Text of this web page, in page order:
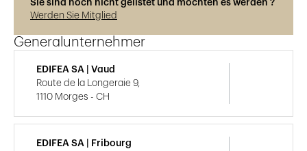
Sie sind noch nicht gelistet und möchten es werden ?
Werden Sie Mitglied
Generalunternehmer
EDIFEA SA | Vaud
Route de la Longeraie 9,
1110 Morges - CH
EDIFEA SA | Fribourg